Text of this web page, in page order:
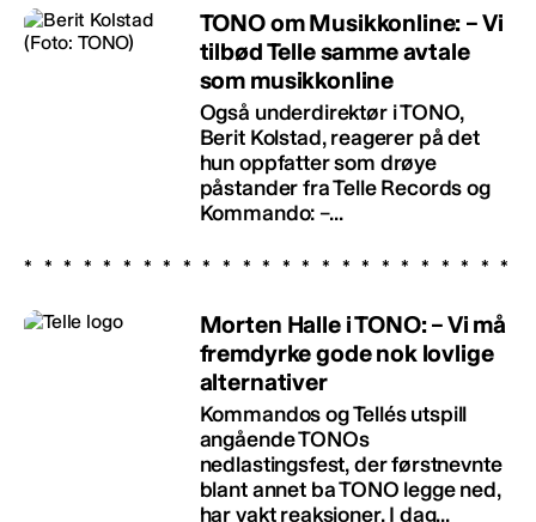
TONO om Musikkonline: – Vi
tilbød Telle samme avtale
som musikkonline
Også underdirektør i TONO,
Berit Kolstad, reagerer på det
hun oppfatter som drøye
påstander fra Telle Records og
Kommando: –...
Morten Halle i TONO: – Vi må
fremdyrke gode nok lovlige
alternativer
Kommandos og Tellés utspill
angående TONOs
nedlastingsfest, der førstnevnte
blant annet ba TONO legge ned,
har vakt reaksjoner. I dag...